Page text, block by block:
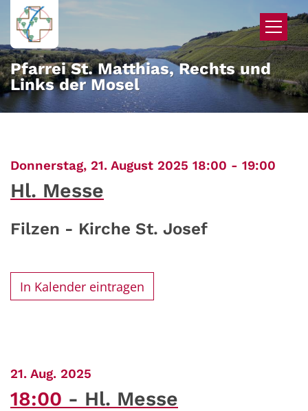
Zum Inhalt springen
Pfarrei St. Matthias, Rechts und
Links der Mosel
Donnerstag, 21. August 2025 18:00 - 19:00
Hl. Messe
Filzen - Kirche St. Josef
In Kalender eintragen
21. Aug. 2025
18:00 Hl. Messe